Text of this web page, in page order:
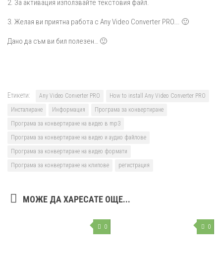
2. За активация използвайте текстовия файл.
3. Желая ви приятна работа с Any Video Converter PRO…. 🙂
Дано да съм ви бил полезен… 🙂
Етикети: Any Video Converter PRO
How to install Any Video Converter PRO
Инсталиране
Информация
Програма за конвертиране
Програма за конвертиране на видео в mp3
Програма за конвертиране на видео и аудио файлове
Програма за конвертиране на видео формати
Програма за конвертиране на клипове
регистрация
МОЖЕ ДА ХАРЕСАТЕ ОЩЕ...
0 0